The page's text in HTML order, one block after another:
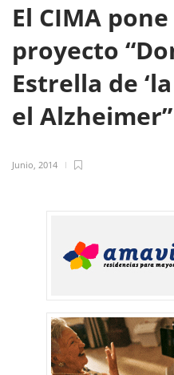
El CIMA
proyecto
Estrella de
el Alzheimer”
Junio, 2014